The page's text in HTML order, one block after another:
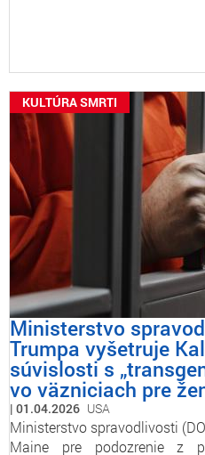
KULTÚRA SMRTI
Ministerstvo
Trumpa vyšetruje
súvislosti s
vo väzniciach pre
01.04.2026 USA
Ministerstvo spravodlivosti
Maine pre podozrenie z